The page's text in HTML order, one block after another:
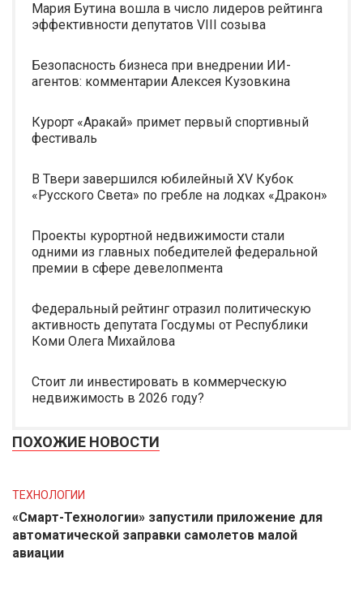
Мария Бутина вошла в число лидеров рейтинга
эффективности депутатов VIII созыва
Безопасность бизнеса при внедрении ИИ-
агентов: комментарии Алексея Кузовкина
Курорт «Аракай» примет первый спортивный
фестиваль
В Твери завершился юбилейный XV Кубок
«Русского Света» по гребле на лодках «Дракон»
Проекты курортной недвижимости стали
одними из главных победителей федеральной
премии в сфере девелопмента
Федеральный рейтинг отразил политическую
активность депутата Госдумы от Республики
Коми Олега Михайлова
Стоит ли инвестировать в коммерческую
недвижимость в 2026 году?
ПОХОЖИЕ НОВОСТИ
ТЕХНОЛОГИИ
«Смарт-Технологии» запустили приложение для
автоматической заправки самолетов малой
авиации